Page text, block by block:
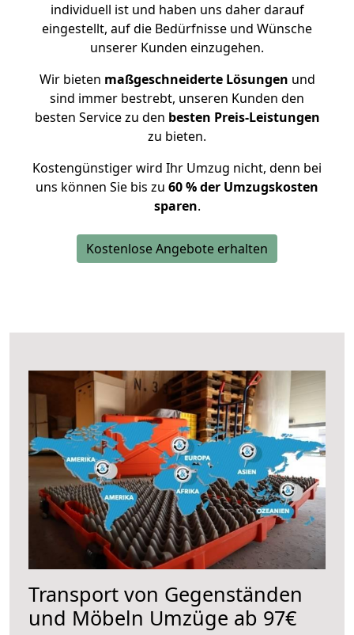
individuell ist und haben uns daher darauf
eingestellt, auf die Bedürfnisse und Wünsche
unserer Kunden einzugehen.
Wir bieten maßgeschneiderte Lösungen und
sind immer bestrebt, unseren Kunden den
besten Service zu den besten Preis-Leistungen
zu bieten.
Kostengünstiger wird Ihr Umzug nicht, denn bei
uns können Sie bis zu 60 % der Umzugskosten
sparen.
Kostenlose Angebote erhalten
Transport von Gegenständen
und Möbeln Umzüge ab 97€